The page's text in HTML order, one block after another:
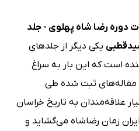
دوره رضا شاه پهلوی - جلد
یکی دیگر از جلدهای
است که این بار به سراغ
و مقاله‌های ثبت شده طی
تا 1310 را در اختیار علاقه‌مندان به تاریخ خراسان
ایران زمان رضاشاه می‌گشاید و